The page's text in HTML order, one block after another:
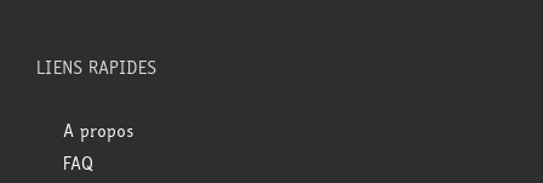
LIENS RAPIDES
A propos
FAQ